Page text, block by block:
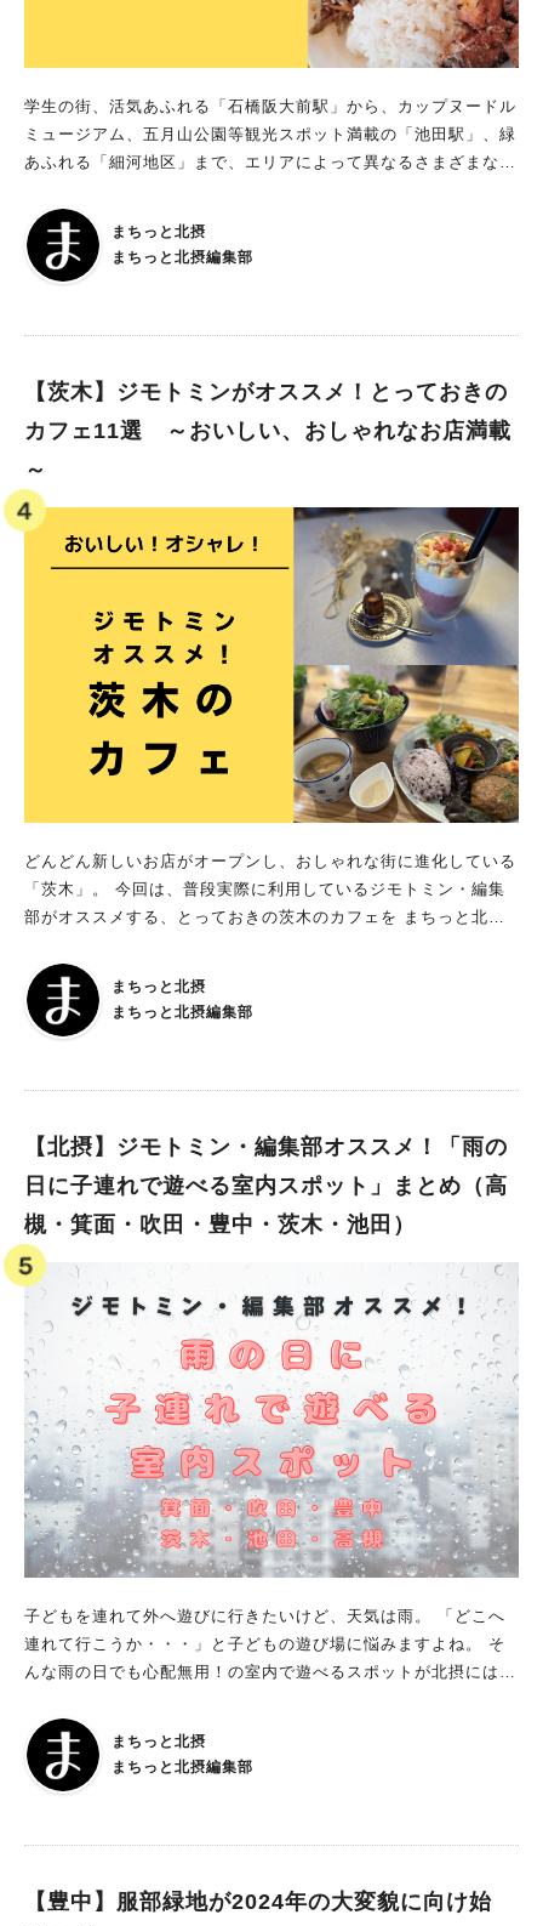
学生の街、活気あふれる「石橋阪大前駅」から、カップヌードル
ミュージアム、五月山公園等観光スポット満載の「池田駅」、緑
あふれる「細河地区」まで、エリアによって異なるさまざまな魅
ン・まちのスペシャリストが実際に食べてオススメする美味しい
ランチのお店を14店ご紹介します！ 市内で人気のお店から、子
連れでも予約して訪れたい隠れ家ランチ、学生もうれしいボリュ
まちっと北摂
まちっと北摂編集部
【茨木】ジモトミンがオススメ！とっておきの
カフェ11選 ～おいしい、おしゃれなお店満載
～
どんどん新しいお店がオープンし、おしゃれな街に進化している
「茨木」。 今回は、普段実際に利用しているジモトミン・編集
部がオススメする、とっておきの茨木のカフェを まちっと北摂
でまったりカフェ利用して、おいしいコーヒーを味わうのはもち
ろん、モーニングやランチでおいしいカフェ飯に舌鼓。 子連れ
も楽しめるお店、テイクアウト利用できるお店、古民家カフェや
時のものです。最新情報はHP等でご確認ください ※2024年7月6
まちっと北摂
まちっと北摂編集部
【北摂】ジモトミン・編集部オススメ！「雨の
日に子連れで遊べる室内スポット」まとめ（高
槻・箕面・吹田・豊中・茨木・池田）
子どもを連れて外へ遊びに行きたいけど、天気は雨。 「どこへ
連れて行こうか・・・」と子どもの遊び場に悩みますよね。 そ
んな雨の日でも心配無用！の室内で遊べるスポットが北摂にはた
田エリアのジモトミンと編集部がオススメする 雨の日に子連れ
で遊べる室内スポットをご紹介します！ 雨が降っていても、元
気に外出して楽しい思い出を作りましょう♪ ※記事内容は取材時
まちっと北摂
まちっと北摂編集部
【豊中】服部緑地が2024年の大変貌に向け始